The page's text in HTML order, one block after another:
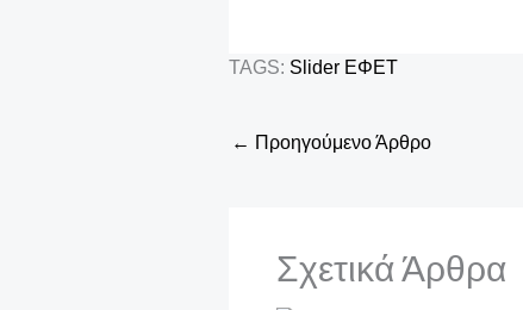
TAGS: Slider ΕΦΕΤ
← Προηγούμενο Άρθρο
Σχετικά Άρθρα